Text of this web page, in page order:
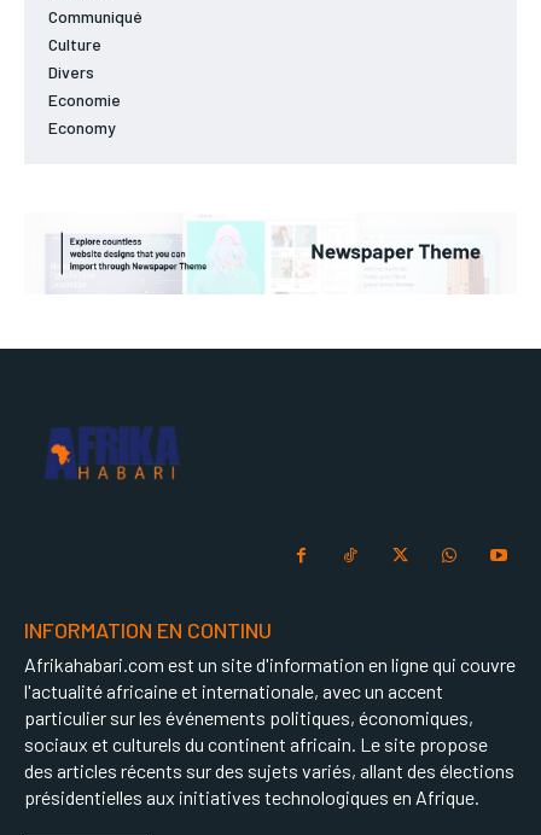
Communiqué
Culture
Divers
Economie
Economy
INFORMATION EN CONTINU
Afrikahabari.com est un site d'information en ligne qui couvre
l'actualité africaine et internationale, avec un accent
particulier sur les événements politiques, économiques,
sociaux et culturels du continent africain. Le site propose
des articles récents sur des sujets variés, allant des élections
présidentielles aux initiatives technologiques en Afrique.